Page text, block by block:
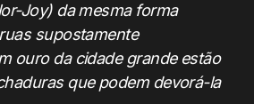
Joy) da mesma forma
supostamente
ouro da cidade grande estão
que podem devorá-la